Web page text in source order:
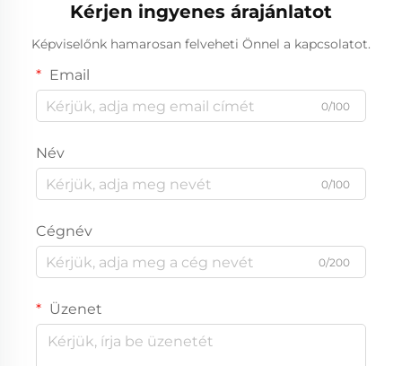
Kérjen ingyenes árajánlatot
Képviselőnk hamarosan felveheti Önnel a kapcsolatot.
Email
0/100
Név
0/100
Cégnév
0/200
Üzenet